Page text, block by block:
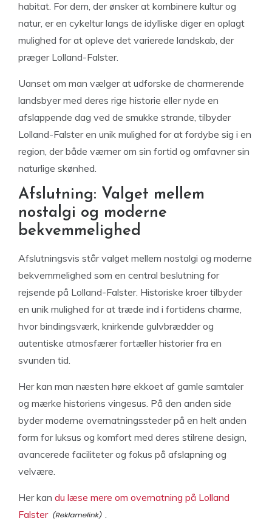
habitat. For dem, der ønsker at kombinere kultur og
natur, er en cykeltur langs de idylliske diger en oplagt
mulighed for at opleve det varierede landskab, der
præger Lolland-Falster.
Uanset om man vælger at udforske de charmerende
landsbyer med deres rige historie eller nyde en
afslappende dag ved de smukke strande, tilbyder
Lolland-Falster en unik mulighed for at fordybe sig i en
region, der både værner om sin fortid og omfavner sin
naturlige skønhed.
Afslutning: Valget mellem
nostalgi og moderne
bekvemmelighed
Afslutningsvis står valget mellem nostalgi og moderne
bekvemmelighed som en central beslutning for
rejsende på Lolland-Falster. Historiske kroer tilbyder
en unik mulighed for at træde ind i fortidens charme,
hvor bindingsværk, knirkende gulvbrædder og
autentiske atmosfærer fortæller historier fra en
svunden tid.
Her kan man næsten høre ekkoet af gamle samtaler
og mærke historiens vingesus. På den anden side
byder moderne overnatningssteder på en helt anden
form for luksus og komfort med deres stilrene design,
avancerede faciliteter og fokus på afslapning og
velvære.
Her kan du læse mere om overnatning på Lolland
Falster